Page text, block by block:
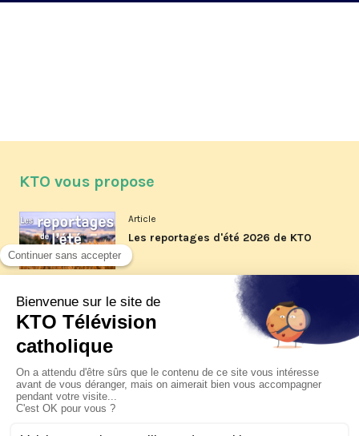
KTO vous propose
Article
Les reportages d'été 2026 de KTO
La visite pastorale du pape Léon
XIV à Assise à suivre sur KTO le
Article
Le pape en Uruguay, Argentine et